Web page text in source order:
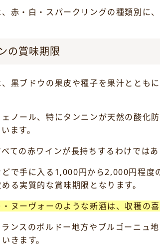
赤・白・スパークリングの種類別に
の賞味期限
黒ブドウの果皮や種子を果汁ととも
ノール、特にタンニンが天然の酸化
ます。
ての赤ワインが長持ちするわけではあ
で手に入る1,000円から2,000円程度
る実質的な賞味期限となります。
ヌーヴォーのような新酒は、収穫の
ンスのボルドー地方やブルゴーニュ
きます。